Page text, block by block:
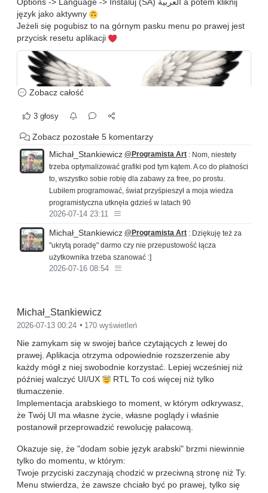
Options -> Language -> Instaluj (SA) العربية a potem kliknij
język jako aktywny
Jeżeli się pogubisz to na górnym pasku menu po prawej jest
przycisk resetu aplikacji
OSINT NET Auditor | IP Scanner & Network Recon Tool
Zobacz całość
3 głosy
Zobacz pozostałe 5 komentarzy
Michał_Stankiewicz @Programista Art : Nom, niestety
trzeba optymalizować grafiki pod tym kątem. A co do płatności
to, wszystko sobie robię dla zabawy za free, po prostu.
Lubiłem programować, świat przyśpieszył a moja wiedza
programistyczna utknęła gdzieś w latach 90
2026-07-14 23:11
Michał_Stankiewicz @Programista Art : Dziękuję też za
"ukrytą poradę" darmo czy nie przepustowość łącza
użytkownika trzeba szanować :]
2026-07-16 08:54
Michał_Stankiewicz
2026-07-13 00:24 170 wyświetleń
Nie zamykam się w swojej bańce czytających z lewej do
prawej. Aplikacja otrzyma odpowiednie rozszerzenie aby
każdy mógł z niej swobodnie korzystać. Lepiej wcześniej niż
później walczyć UI/UX
RTL To coś więcej niż tylko
tłumaczenie.
Implementacja arabskiego to moment, w którym odkrywasz,
że Twój UI ma własne życie, własne poglądy i właśnie
postanowił przeprowadzić rewolucję pałacową.
Okazuje się, że "dodam sobie język arabski" brzmi niewinnie
tylko do momentu, w którym:
Twoje przyciski zaczynają chodzić w przeciwną stronę niż Ty.
Menu stwierdza, że zawsze chciało być po prawej, tylko się